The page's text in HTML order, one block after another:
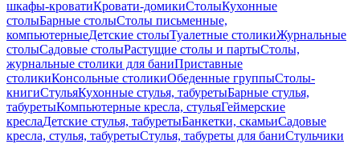
шкафы-кроватиКровати-домикиСтолыКухонные
столыБарные столыСтолы письменные,
компьютерныеДетские столыТуалетные столикиЖурнальные
столыСадовые столыРастущие столы и партыСтолы,
журнальные столики для баниПриставные
столикиКонсольные столикиОбеденные группыСтолы-
книгиСтульяКухонные стулья, табуретыБарные стулья,
табуретыКомпьютерные кресла, стульяГеймерские
креслаДетские стулья, табуретыБанкетки, скамьиСадовые
кресла, стулья, табуретыСтулья, табуреты для баниСтульчики